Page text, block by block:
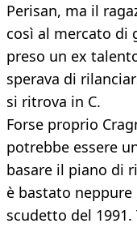
Perisan, ma il
così al mercato di
preso un ex
sperava di
si ritrova in C.
Forse proprio
potrebbe essere
basare il piano di
è bastato
scudetto del